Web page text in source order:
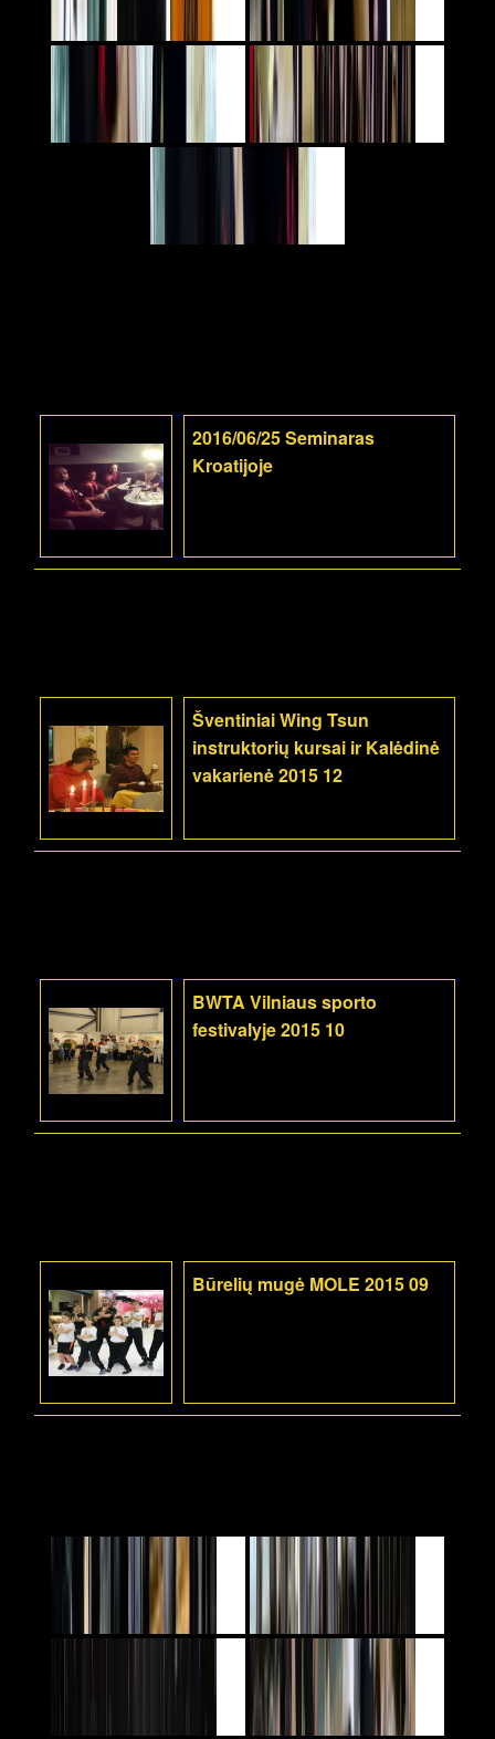
2016/06/25 Seminaras
Kroatijoje
Šventiniai Wing Tsun
instruktorių kursai ir Kalėdinė
vakarienė 2015 12
BWTA Vilniaus sporto
festivalyje 2015 10
Būrelių mugė MOLE 2015 09